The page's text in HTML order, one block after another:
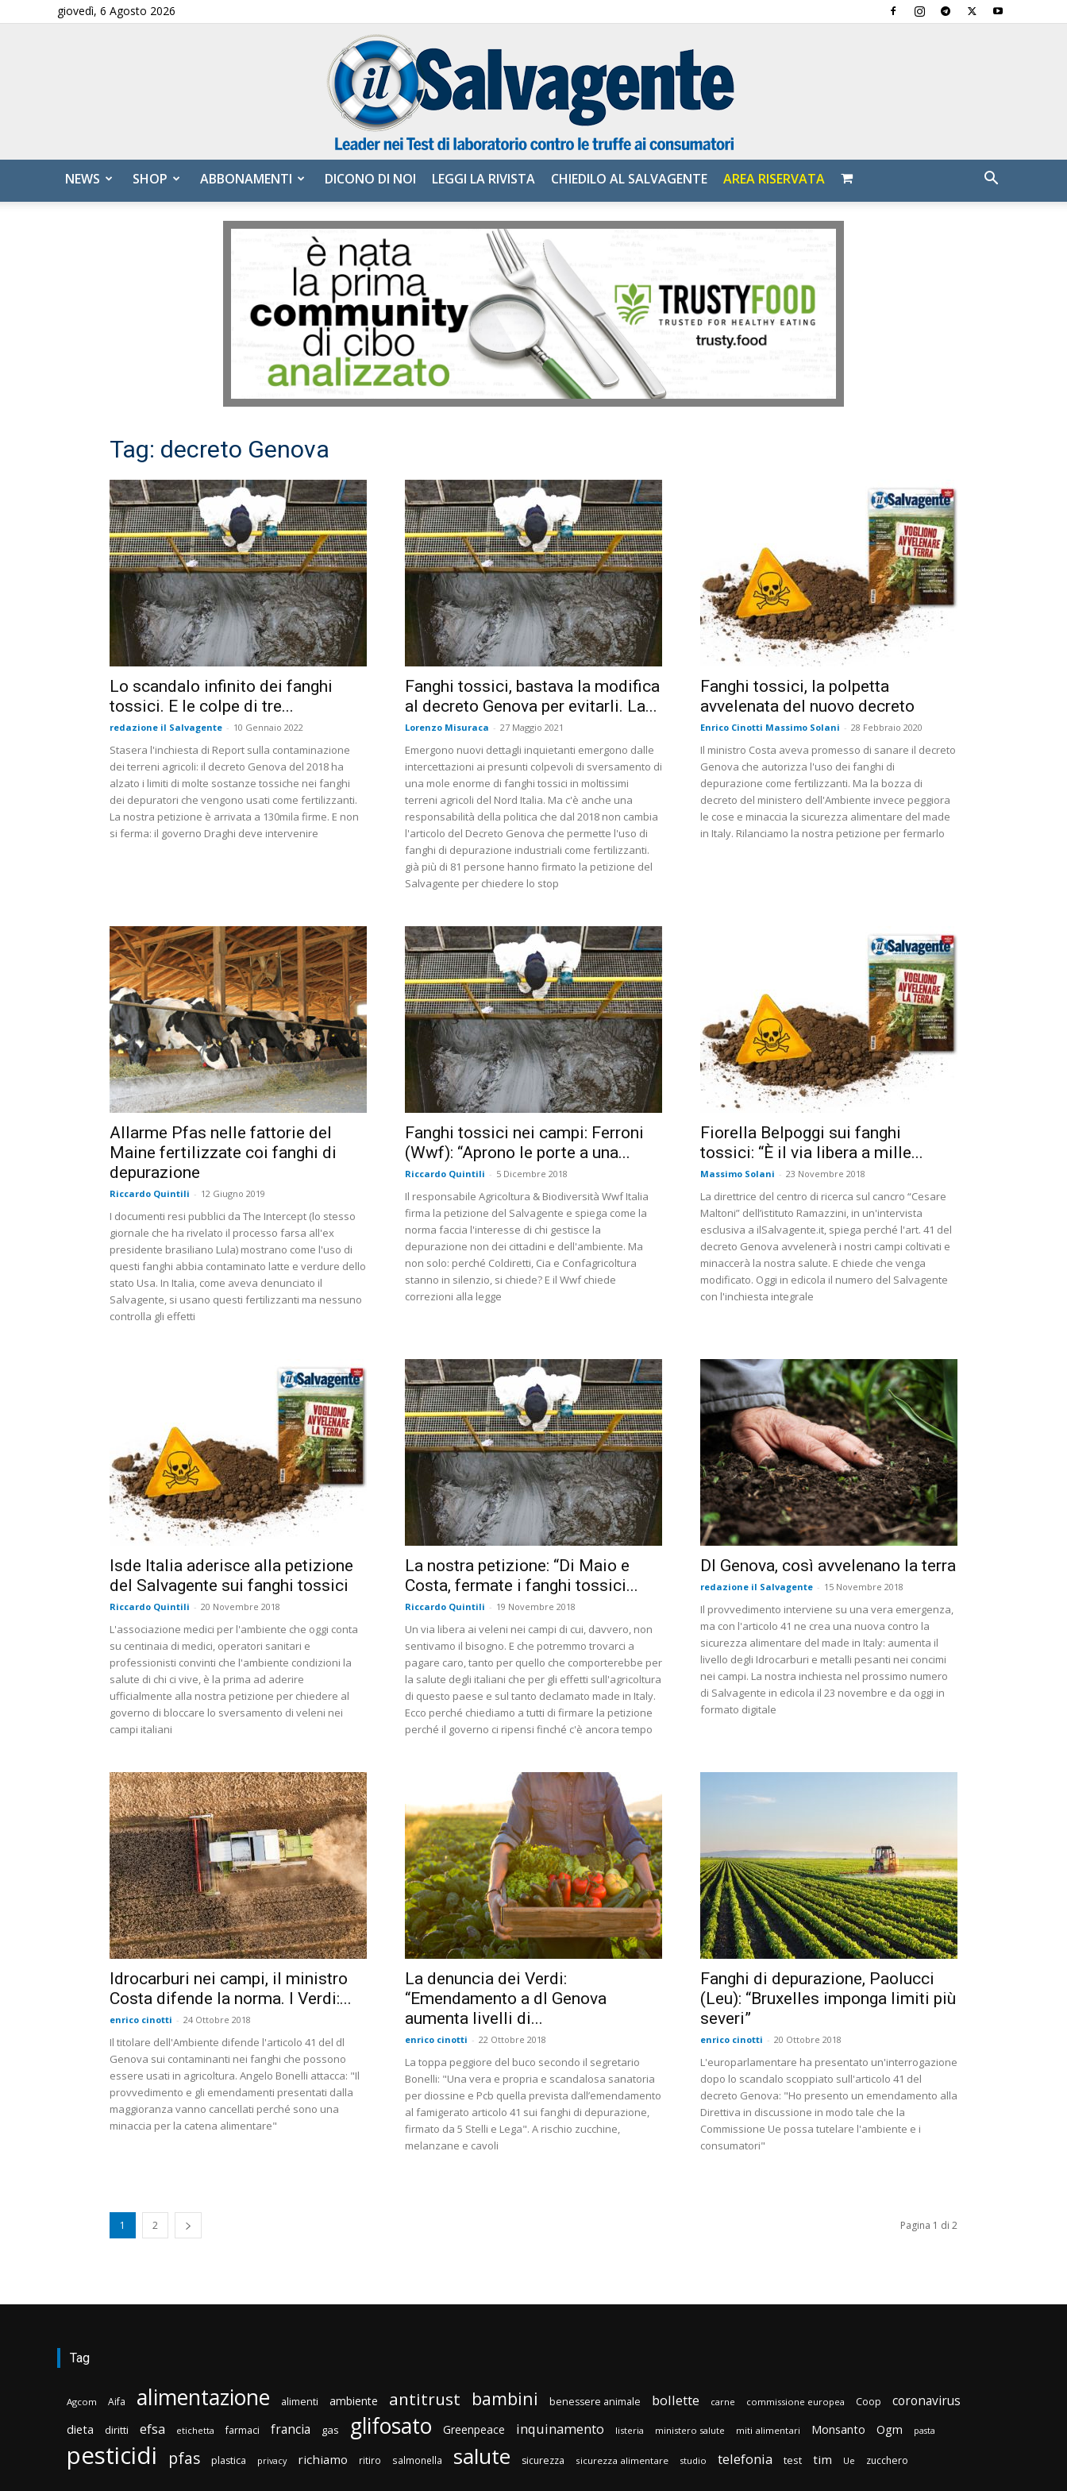
giovedì, 6 Agosto 2026
Salvagente
NEWS SHOP ABBONAMENTI DICONO DI NOI LEGGI LA RIVISTA CHIEDILO AL SALVAGENTE AREA RISERVATA
Tag: decreto Genova
Lo scandalo infinito dei fanghi
tossici. E le colpe di tre...
redazione il Salvagente - 10 Gennaio 2022
Stasera l'inchiesta di Report sulla contaminazione
dei terreni agricoli: il decreto Genova del 2018 ha
alzato i limiti di molte sostanze tossiche nei fanghi
dei depuratori che vengono usati come fertilizzanti.
La nostra petizione è arrivata a 130mila firme. E non
si ferma: il governo Draghi deve intervenire
Fanghi tossici, bastava la modifica
al decreto Genova per evitarli. La...
Lorenzo Misuraca - 27 Maggio 2021
Emergono nuovi dettagli inquietanti emergono dalle
intercettazioni ai presunti colpevoli di sversamento di
una mole enorme di fanghi tossici in moltissimi
terreni agricoli del Nord Italia. Ma c'è anche una
responsabilità della politica che dal 2018 non cambia
l'articolo del Decreto Genova che permette l'uso di
fanghi di depurazione industriali come fertilizzanti.
già più di 81 persone hanno firmato la petizione del
Salvagente per chiedere lo stop
Fanghi tossici, la polpetta
avvelenata del nuovo decreto
Enrico Cinotti Massimo Solani - 28 Febbraio 2020
Il ministro Costa aveva promesso di sanare il decreto
Genova che autorizza l'uso dei fanghi di
depurazione come fertilizzanti. Ma la bozza di
decreto del ministero dell'Ambiente invece peggiora
le cose e minaccia la sicurezza alimentare del made
in Italy. Rilanciamo la nostra petizione per fermarlo
Allarme Pfas nelle fattorie del
Maine fertilizzate coi fanghi di
depurazione
Riccardo Quintili - 12 Giugno 2019
I documenti resi pubblici da The Intercept (lo stesso
giornale che ha rivelato il processo farsa all'ex
presidente brasiliano Lula) mostrano come l'uso di
questi fanghi abbia contaminato latte e verdure dello
stato Usa. In Italia, come aveva denunciato il
Salvagente, si usano questi fertilizzanti ma nessuno
controlla gli effetti
Fanghi tossici nei campi: Ferroni
(Wwf): “Aprono le porte a una...
Riccardo Quintili - 5 Dicembre 2018
Il responsabile Agricoltura & Biodiversità Wwf Italia
firma la petizione del Salvagente e spiega come la
norma faccia l'interesse di chi gestisce la
depurazione non dei cittadini e dell'ambiente. Ma
non solo: perché Coldiretti, Cia e Confagricoltura
stanno in silenzio, si chiede? E il Wwf chiede
correzioni alla legge
Fiorella Belpoggi sui fanghi
tossici: “È il via libera a mille...
Massimo Solani - 23 Novembre 2018
La direttrice del centro di ricerca sul cancro “Cesare
Maltoni” dell’istituto Ramazzini, in un'intervista
esclusiva a ilSalvagente.it, spiega perché l'art. 41 del
decreto Genova avvelenerà i nostri campi coltivati e
minaccerà la nostra salute. E chiede che venga
modificato. Oggi in edicola il numero del Salvagente
con l'inchiesta integrale
Isde Italia aderisce alla petizione
del Salvagente sui fanghi tossici
Riccardo Quintili - 20 Novembre 2018
L'associazione medici per l'ambiente che oggi conta
su centinaia di medici, operatori sanitari e
professionisti convinti che l'ambiente condizioni la
salute di chi ci vive, è la prima ad aderire
ufficialmente alla nostra petizione per chiedere al
governo di bloccare lo sversamento di veleni nei
campi italiani
La nostra petizione: “Di Maio e
Costa, fermate i fanghi tossici...
Riccardo Quintili - 19 Novembre 2018
Un via libera ai veleni nei campi di cui, davvero, non
sentivamo il bisogno. E che potremmo trovarci a
pagare caro, tanto per quello che comporterebbe per
la salute degli italiani che per gli effetti sull'agricoltura
di questo paese e sul tanto declamato made in Italy.
Ecco perché chiediamo a tutti di firmare la petizione
perché il governo ci ripensi finché c'è ancora tempo
Dl Genova, così avvelenano la terra
redazione il Salvagente - 15 Novembre 2018
Il provvedimento interviene su una vera emergenza,
ma con l'articolo 41 ne crea una nuova contro la
sicurezza alimentare del made in Italy: aumenta il
livello degli Idrocarburi e metalli pesanti nei concimi
nei campi. La nostra inchiesta nel prossimo numero
di Salvagente in edicola il 23 novembre e da oggi in
formato digitale
Idrocarburi nei campi, il ministro
Costa difende la norma. I Verdi:...
enrico cinotti - 24 Ottobre 2018
Il titolare dell'Ambiente difende l'articolo 41 del dl
Genova sui contaminanti nei fanghi che possono
essere usati in agricoltura. Angelo Bonelli attacca: "Il
provvedimento e gli emendamenti presentati dalla
maggioranza vanno cancellati perché sono una
minaccia per la catena alimentare"
La denuncia dei Verdi:
“Emendamento a dl Genova
aumenta livelli di...
enrico cinotti - 22 Ottobre 2018
La toppa peggiore del buco secondo il segretario
Bonelli: "Una vera e propria e scandalosa sanatoria
per diossine e Pcb quella prevista dall’emendamento
al famigerato articolo 41 sui fanghi di depurazione,
firmato da 5 Stelli e Lega". A rischio zucchine,
melanzane e cavoli
Fanghi di depurazione, Paolucci
(Leu): “Bruxelles imponga limiti più
severi”
enrico cinotti - 20 Ottobre 2018
L'europarlamentare ha presentato un'interrogazione
dopo lo scandalo scoppiato sull'articolo 41 del
decreto Genova: "Ho presento un emendamento alla
Direttiva in discussione in modo tale che la
Commissione Ue possa tutelare l'ambiente e i
consumatori"
1 2 Pagina 1 di 2
Tag
Agcom Aifa alimentazione alimenti ambiente antitrust bambini benessere animale bollette carne commissione europea Coop coronavirus
dieta diritti efsa etichetta farmaci francia gas glifosato Greenpeace inquinamento listeria ministero salute miti alimentari Monsanto Ogm pasta
pesticidi pfas plastica privacy richiamo ritiro salmonella salute sicurezza sicurezza alimentare studio telefonia test tim Ue zucchero